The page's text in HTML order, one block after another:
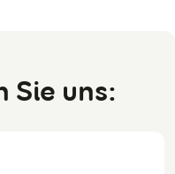
Sie uns: